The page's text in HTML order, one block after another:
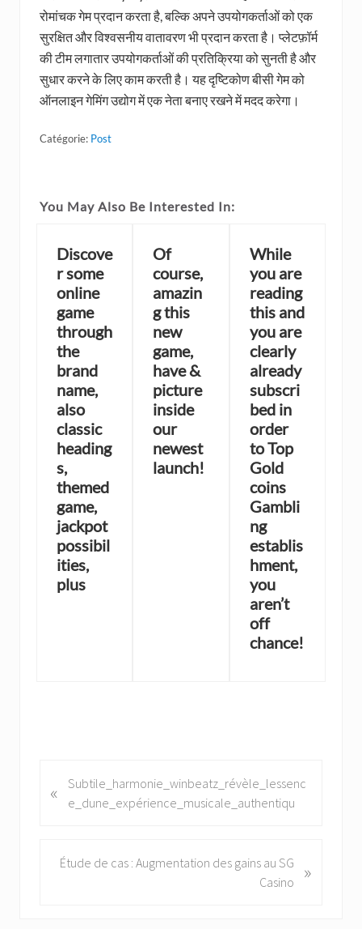
रोमांचक गेम प्रदान करता है, बल्कि अपने उपयोगकर्ताओं को एक
सुरक्षित और विश्वसनीय वातावरण भी प्रदान करता है। प्लेटफ़ॉर्म
की टीम लगातार उपयोगकर्ताओं की प्रतिक्रिया को सुनती है और
सुधार करने के लिए काम करती है। यह दृष्टिकोण बीसी गेम को
ऑनलाइन गेमिंग उद्योग में एक नेता बनाए रखने में मदद करेगा।
Catégorie: Post
You May Also Be Interested In:
Discove
r some
online
game
through
the
brand
name,
also
classic
heading
s,
themed
game,
jackpot
possibil
ities,
plus
Of
course,
amazin
g this
new
game,
have &
picture
inside
our
newest
launch!
While
you are
reading
this and
you are
clearly
already
subscri
bed in
order
to Top
Gold
coins
Gambli
ng
establis
hment,
you
aren’t
off
chance!
r
«
Subtile_harmonie_winbeatz_révèle_lessenc
e_dune_expérience_musicale_authentiqu
Étude de cas : Augmentation des gains au SG
Casino
»